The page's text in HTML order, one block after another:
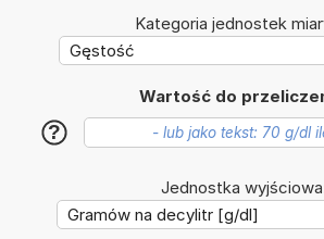
Kategoria jednostek
Wartość do
?
Jednostka